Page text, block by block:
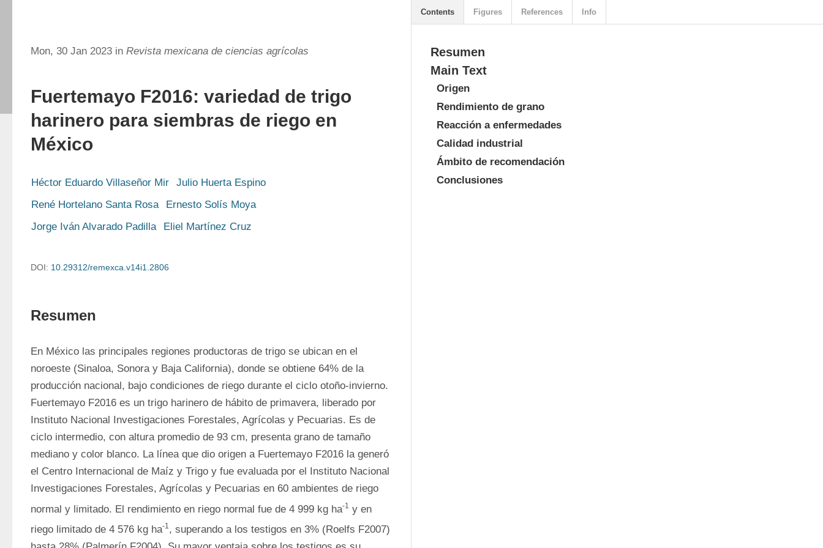
Mon, 30 Jan 2023 in Revista mexicana de ciencias agrícolas
Fuertemayo F2016: variedad de trigo
harinero para siembras de riego en
México
Héctor Eduardo Villaseñor Mir
Julio Huerta Espino
René Hortelano Santa Rosa
Ernesto Solís Moya
Jorge Iván Alvarado Padilla
Eliel Martínez Cruz
DOI: 10.29312/remexca.v14i1.2806
Resumen
En México las principales regiones productoras de trigo se ubican en el
noroeste (Sinaloa, Sonora y Baja California), donde se obtiene 64% de la
producción nacional, bajo condiciones de riego durante el ciclo otoño-invierno.
Fuertemayo F2016 es un trigo harinero de hábito de primavera, liberado por
Instituto Nacional Investigaciones Forestales, Agrícolas y Pecuarias. Es de
ciclo intermedio, con altura promedio de 93 cm, presenta grano de tamaño
mediano y color blanco. La línea que dio origen a Fuertemayo F2016 la generó
el Centro Internacional de Maíz y Trigo y fue evaluada por el Instituto Nacional
Investigaciones Forestales, Agrícolas y Pecuarias en 60 ambientes de riego
normal y limitado. El rendimiento en riego normal fue de 4 999 kg ha-1 y en
riego limitado de 4 576 kg ha-1, superando a los testigos en 3% (Roelfs F2007)
Resumen
Main Text
Origen
Rendimiento de grano
Reacción a enfermedades
Calidad industrial
Ámbito de recomendación
Conclusiones
Contents Figures References Info